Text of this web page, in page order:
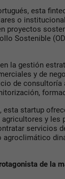
esta
o
proyectos
Sostenible
la gestión
y de
de
esta startup
y les
servicios
agroclimático
de la